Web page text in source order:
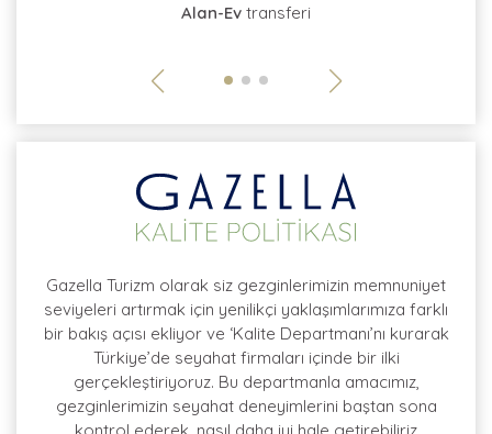
Alan-Ev transferi
Gazella Turizm olarak siz gezginlerimizin memnuniyet
seviyeleri artırmak için yenilikçi yaklaşımlarımıza farklı
bir bakış açısı ekliyor ve ‘Kalite Departmanı’nı kurarak
Türkiye’de seyahat firmaları içinde bir ilki
gerçekleştiriyoruz. Bu departmanla amacımız,
gezginlerimizin seyahat deneyimlerini baştan sona
kontrol ederek, nasıl daha iyi hale getirebiliriz